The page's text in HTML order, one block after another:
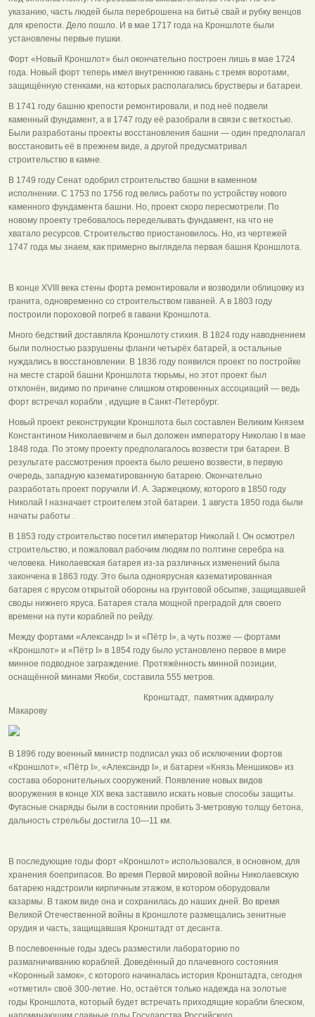
указанию, часть людей была переброшена на битьё свай и рубку венцов
для крепости. Дело пошло. И в мае 1717 года на Кроншлоте были
установлены первые пушки.
Форт «Новый Кроншлот» был окончательно построен лишь в мае 1724
года. Новый форт теперь имел внутреннюю гавань с тремя воротами,
защищённую стенками, на которых располагались брустверы и батареи.
В 1741 году башню крепости ремонтировали, и под неё подвели
каменный фундамент, а в 1747 году её разобрали в связи с ветхостью.
Были разработаны проекты восстановления башни — один предполагал
восстановить её в прежнем виде, а другой предусматривал
строительство в камне.
В 1749 году Сенат одобрил строительство башни в каменном
исполнении. С 1753 по 1756 год велись работы по устройству нового
каменного фундамента башни. Но, проект скоро пересмотрели. По
новому проекту требовалось переделывать фундамент, на что не
хватало ресурсов. Строительство приостановилось. Но, из чертежей
1747 года мы знаем, как примерно выглядела первая башня Кроншлота.
В конце ХVIII века стены форта ремонтировали и возводили облицовку из
гранита, одновременно со строительством гаваней. А в 1803 году
построили пороховой погреб в гавани Кроншлота.
Много бедствий доставляла Кроншлоту стихия. В 1824 году наводнением
были полностью разрушены фланги четырёх батарей, а остальные
нуждались в восстановлении. В 1836 году появился проект по постройке
на месте старой башни Кроншлота тюрьмы, но этот проект был
отклонён, видимо по причине слишком откровенных ассоциаций — ведь
форт встречал корабли , идущие в Санкт-Петербург.
Новый проект реконструкции Кроншлота был составлен Великим Князем
Константином Николаевичем и был доложен императору Николаю I в мае
1848 года. По этому проекту предполагалось возвести три батареи. В
результате рассмотрения проекта было решено возвести, в первую
очередь, западную казематированную батарею. Окончательно
разработать проект поручили И. А. Заржецкому, которого в 1850 году
Николай I назначает строителем этой батареи. 1 августа 1850 года были
начаты работы .
В 1853 году строительство посетил император Николай I. Он осмотрел
строительство, и пожаловал рабочим людям по полтине серебра на
человека. Николаевская батарея из-за различных изменений была
закончена в 1863 году. Это была одноярусная казематированная
батарея с ярусом открытой обороны на грунтовой обсыпке, защищавшей
своды нижнего яруса. Батарея стала мощной преградой для своего
времени на пути кораблей по рейду.
Между фортами «Александр I» и «Пётр I», а чуть позже — фортами
«Кроншлот» и «Пётр I» в 1854 году было установлено первое в мире
минное подводное заграждение. Протяжённость минной позиции,
оснащённой минами Якоби, составила 555 метров.
Кронштадт, памятник адмиралу
Макарову
В 1896 году военный министр подписал указ об исключении фортов
«Кроншлот», «Пётр I», «Александр I», и батареи «Князь Меншиков» из
состава оборонительных сооружений. Появление новых видов
вооружения в конце XIX века заставило искать новые способы защиты.
Фугасные снаряды были в состоянии пробить 3-метровую толщу бетона,
дальность стрельбы достигла 10—11 км.
В последующие годы форт «Кроншлот» использовался, в основном, для
хранения боеприпасов. Во время Первой мировой войны Николаевскую
батарею надстроили кирпичным этажом, в котором оборудовали
казармы. В таком виде она и сохранилась до наших дней. Во время
Великой Отечественной войны в Кроншлоте размещались зенитные
орудия и часть, защищавшая Кронштадт от десанта.
В послевоенные годы здесь разместили лабораторию по
размагничиванию кораблей. Доведённый до плачевного состояния
«Коронный замок», с которого начиналась история Кронштадта, сегодня
«отметил» своё 300-летие. Но, остаётся только надежда на золотые
годы Кроншлота, который будет встречать приходящие корабли блеском,